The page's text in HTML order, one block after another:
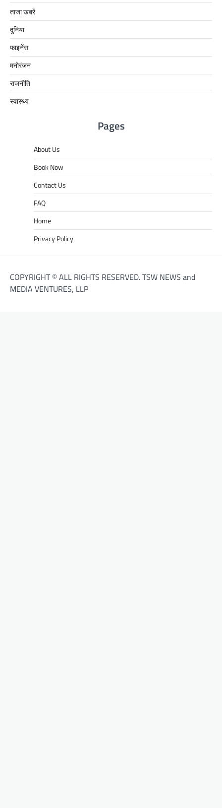
ताजा खबरें
दुनिया
फाइनेंस
मनोरंजन
राजनीति
स्वास्थ्य
Pages
About Us
Book Now
Contact Us
FAQ
Home
Privacy Policy
COPYRIGHT © ALL RIGHTS RESERVED. TSW NEWS and
MEDIA VENTURES, LLP